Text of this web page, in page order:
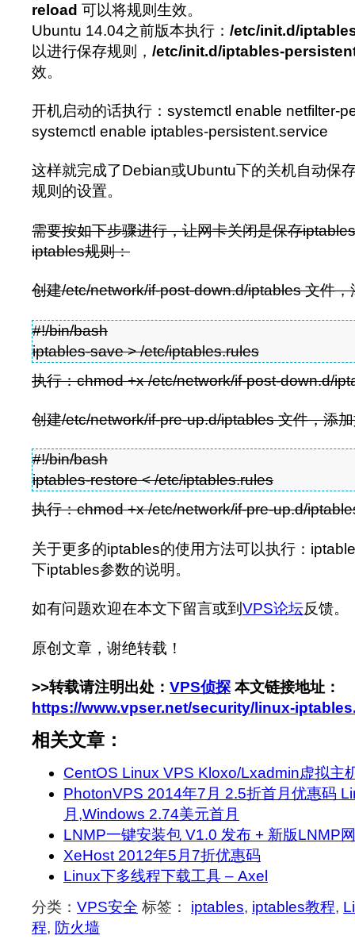
reload 可以将规则生效。
Ubuntu 14.04之前版本执行： /etc/init.d/
以进行保存规则， /etc/init.d/iptables-
效。
开机启动的话执行：systemctl enable netfilter-
systemctl enable iptables-persistent.service
这样就完成了Debian或Ubuntu下的关机自动保
规则的设置。
需要按如下步骤进行，让网卡关闭是保存
iptables规则：
创建/etc/network/if-post-down.d/iptables 文件，
#!/bin/bash
iptables-save > /etc/iptables.rules
执行：chmod +x /etc/network/if-post-down.d/
创建/etc/network/if-pre-up.d/iptables 文件，添
#!/bin/bash
iptables-restore < /etc/iptables.rules
执行：chmod +x /etc/network/if-pre-up.d/
关于更多的iptables的使用方法可以执行：
下iptables参数的说明。
如有问题欢迎在本文下留言或到 VPS论坛反馈。
原创文章，谢绝转载！
>>转载请注明出处： VPS侦探 本文链接地址：
https://www.vpser.net/security/linux-
相关文章：
CentOS Linux VPS Kloxo/Lxadmin虚拟主
PhotonVPS 2014年7月 2.5折首月优惠码
月,Windows 2.74美元首月
LNMP一键安装包 V1.0 发布 + 新版LNMP
XeHost 2012年5月7折优惠码
Linux下多线程下载工具 – Axel
分类： VPS安全 标签： iptables, iptables教程,
程, 防火墙